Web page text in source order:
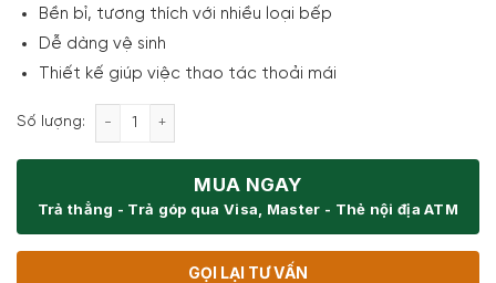
Bền bỉ, tương thích với nhiều loại bếp
Dễ dàng vệ sinh
Thiết kế giúp việc thao tác thoải mái
Số lượng: Thố Nướng Riess Country Flora 0433-070
MUA NGAY
Trả thẳng - Trả góp qua Visa, Master - Thẻ nội địa ATM
GỌI LẠI TƯ VẤN